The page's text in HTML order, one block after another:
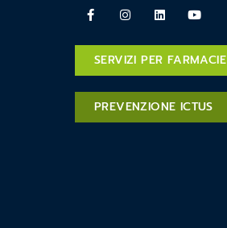
SERVIZI PER FARMACIE
PREVENZIONE ICTUS